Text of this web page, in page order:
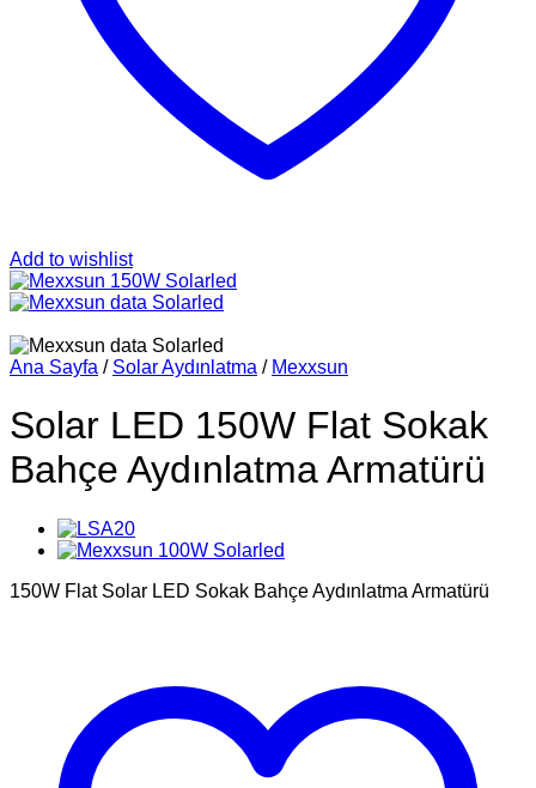
Add to wishlist
Ana Sayfa / Solar Aydınlatma / Mexxsun
Solar LED 150W Flat Sokak
Bahçe Aydınlatma Armatürü
150W Flat Solar LED Sokak Bahçe Aydınlatma Armatürü